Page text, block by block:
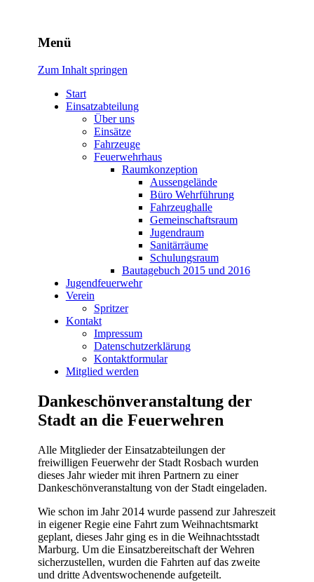
Freiwillige Feuerwehr
Rodheim v.d.H.
Menü
Zum Inhalt springen
Start
Einsatzabteilung
Über uns
Einsätze
Fahrzeuge
Feuerwehrhaus
Raumkonzeption
Aussengelände
Büro Wehrführung
Fahrzeughalle
Gemeinschaftsraum
Jugendraum
Sanitärräume
Schulungsraum
Bautagebuch 2015 und 2016
Jugendfeuerwehr
Verein
Spritzer
Kontakt
Impressum
Datenschutzerklärung
Kontaktformular
Mitglied werden
Dankeschönveranstaltung der
Stadt an die Feuerwehren
Alle Mitglieder der Einsatzabteilungen der
freiwilligen Feuerwehr der Stadt Rosbach wurden
dieses Jahr wieder mit ihren Partnern zu einer
Dankeschönveranstaltung von der Stadt eingeladen.
Wie schon im Jahr 2014 wurde passend zur Jahreszeit
in eigener Regie eine Fahrt zum Weihnachtsmarkt
geplant, dieses Jahr ging es in die Weihnachtsstadt
Marburg. Um die Einsatzbereitschaft der Wehren
sicherzustellen, wurden die Fahrten auf das zweite
und dritte Adventswochenende aufgeteilt.